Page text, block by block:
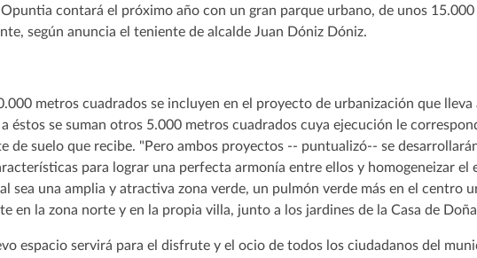
contará el próximo año con un gran parque urbano, de unos
según anuncia el teniente de alcalde Juan Dóniz Dóniz.
metros cuadrados se incluyen en el proyecto de urbanización que lleva
éstos se suman otros 5.000 metros cuadrados cuya ejecución le
de suelo que recibe. "Pero ambos proyectos -- puntualizó-- se
para lograr una perfecta armonía entre ellos y homogeneizar el
sea una amplia y atractiva zona verde, un pulmón verde más en el centro
en la zona norte y en la propia villa, junto a los jardines de la Casa de Doña
espacio servirá para el disfrute y el ocio de todos los ciudadanos del